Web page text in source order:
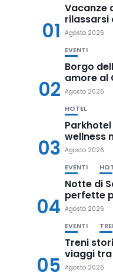
01
Vacanze
rilassarsi
Agosto 2026
02
EVENTI
Borgo
amore al
Agosto 2026
03
HOTEL
wellness
Agosto 2026
04
EVENTI
Notte di
perfette
Agosto 2026
05
EVENTI
Treni
viaggi tra
Agosto 2026